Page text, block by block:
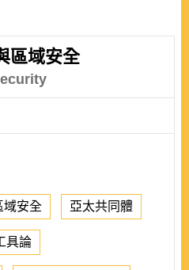
區域安全
域安全 亞太共同體
具論